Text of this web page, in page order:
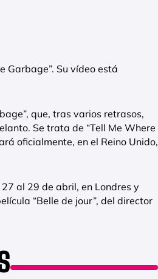
Garbage”. Su vídeo está
que, tras varios retrasos,
Se trata de “Tell Me Where
oficialmente, en el Reino Unido,
al 29 de abril, en Londres y
“Belle de jour”, del director